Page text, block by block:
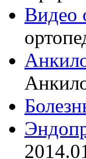
Видео